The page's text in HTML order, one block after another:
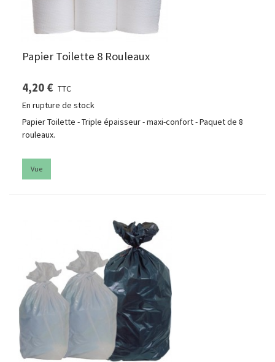
Papier Toilette 8 Rouleaux
4,20 € TTC
En rupture de stock
Papier Toilette - Triple épaisseur - maxi-confort - Paquet de 8
rouleaux.
Vue